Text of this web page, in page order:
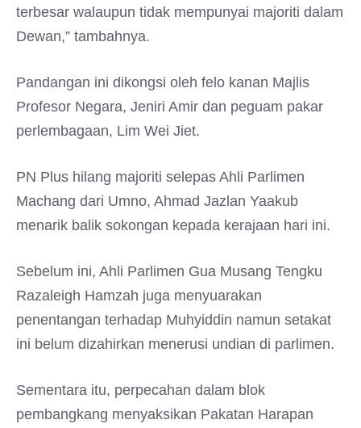
terbesar walaupun tidak mempunyai majoriti dalam
Dewan,” tambahnya.
Pandangan ini dikongsi oleh felo kanan Majlis
Profesor Negara, Jeniri Amir dan peguam pakar
perlembagaan, Lim Wei Jiet.
PN Plus hilang majoriti selepas Ahli Parlimen
Machang dari Umno, Ahmad Jazlan Yaakub
menarik balik sokongan kepada kerajaan hari ini.
Sebelum ini, Ahli Parlimen Gua Musang Tengku
Razaleigh Hamzah juga menyuarakan
penentangan terhadap Muhyiddin namun setakat
ini belum dizahirkan menerusi undian di parlimen.
Sementara itu, perpecahan dalam blok
pembangkang menyaksikan Pakatan Harapan